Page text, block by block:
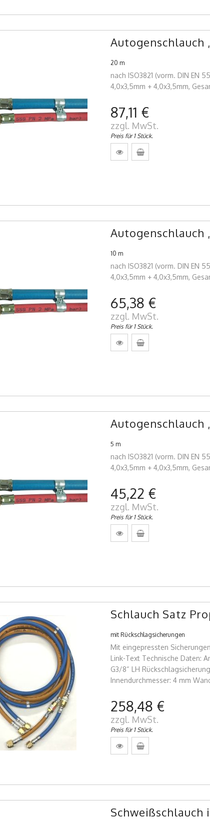
Autogenschlauch
20 m
nach ISO3821 (vorm. DIN EN
4,0x3,5mm + 4,0x3,5mm,
87,11 €
zzgl. MwSt.
Preis für 1 Stück.
Autogenschlauch
10 m
nach ISO3821 (vorm. DIN EN
4,0x3,5mm + 4,0x3,5mm,
65,38 €
zzgl. MwSt.
Preis für 1 Stück.
Autogenschlauch
5 m
nach ISO3821 (vorm. DIN EN
4,0x3,5mm + 4,0x3,5mm,
45,22 €
zzgl. MwSt.
Preis für 1 Stück.
Schlauch Satz
mit Rückschlagsicherungen
Mit eingepressten
Link-Text Technische Daten:
G3/8“ LH
Innendurchmesser: 4 mm
258,48 €
zzgl. MwSt.
Preis für 1 Stück.